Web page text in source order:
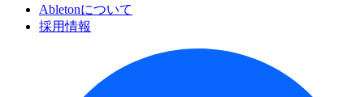
Abletonについて
採用情報